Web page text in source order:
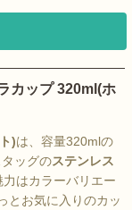
カップ 320ml(ホ
)は、容量320mlの
ッグのステンレス
はカラーバリエー
とお気に入りのカッ